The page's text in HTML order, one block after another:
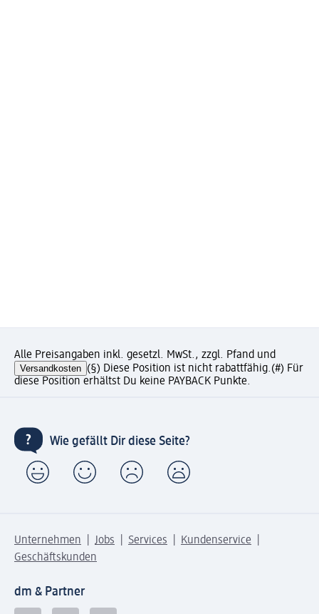
Alle Preisangaben inkl. gesetzl. MwSt., zzgl. Pfand und
Versandkosten (§) Diese Position ist nicht rabattfähig.(#) Für
diese Position erhältst Du keine PAYBACK Punkte.
Wie gefällt Dir diese Seite?
Unternehmen Jobs Services
Kundenservice
Geschäftskunden
dm & Partner